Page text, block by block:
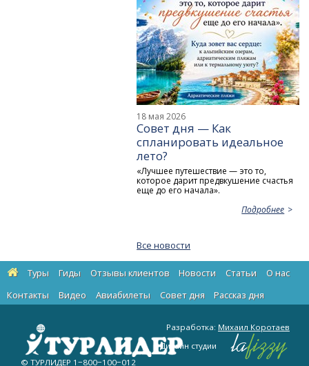
18 мая 2026
Совет дня — Как
спланировать идеальное
лето?
«Лучшее путешествие — это то,
которое дарит предвкушение счастья
еще до его начала».
Подробнее
Все новости
Туры Гиды Отзывы клиентов Новости Статьи
О нас
Контакты
Видео Авиабилеты Cовет дня Рассказ дня
© ТУРЛИДЕР 1−800−100−012
Разработка: Михаил Коротаев
Дизайн студии